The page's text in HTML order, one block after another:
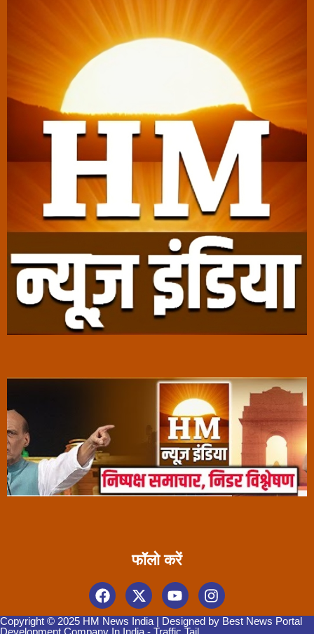
फॉलो करें
Copyright © 2025 HM News India | Designed by Best News Portal